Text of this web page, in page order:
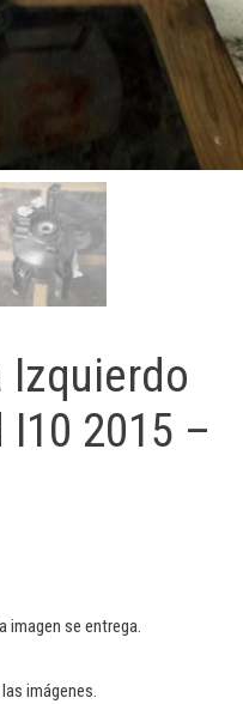
Izquierdo
I10 2015 –
imagen se entrega.
imágenes.